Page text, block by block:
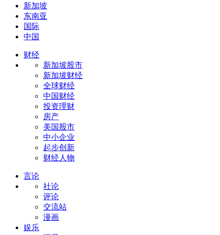
新加坡
东南亚
国际
中国
财经
新加坡股市
新加坡财经
全球财经
中国财经
投资理财
房产
美国股市
中小企业
起步创新
财经人物
言论
社论
评论
交流站
漫画
娱乐